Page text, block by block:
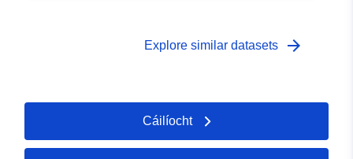
ligeann meastachán a dhéanamh ar luach éiceolaíoch
Explore similar datasets arrow_forward
Cáilíocht